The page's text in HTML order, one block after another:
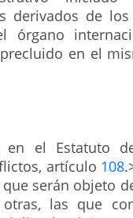
derivados de
en el
en el Estatuto
artículo 108
serán objeto
las que